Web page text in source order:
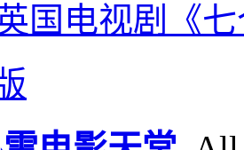
国电视剧《